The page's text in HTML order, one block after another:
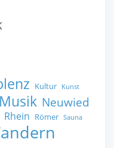
Kultur Kunst
Musik Neuwied
Rhein Römer Sauna